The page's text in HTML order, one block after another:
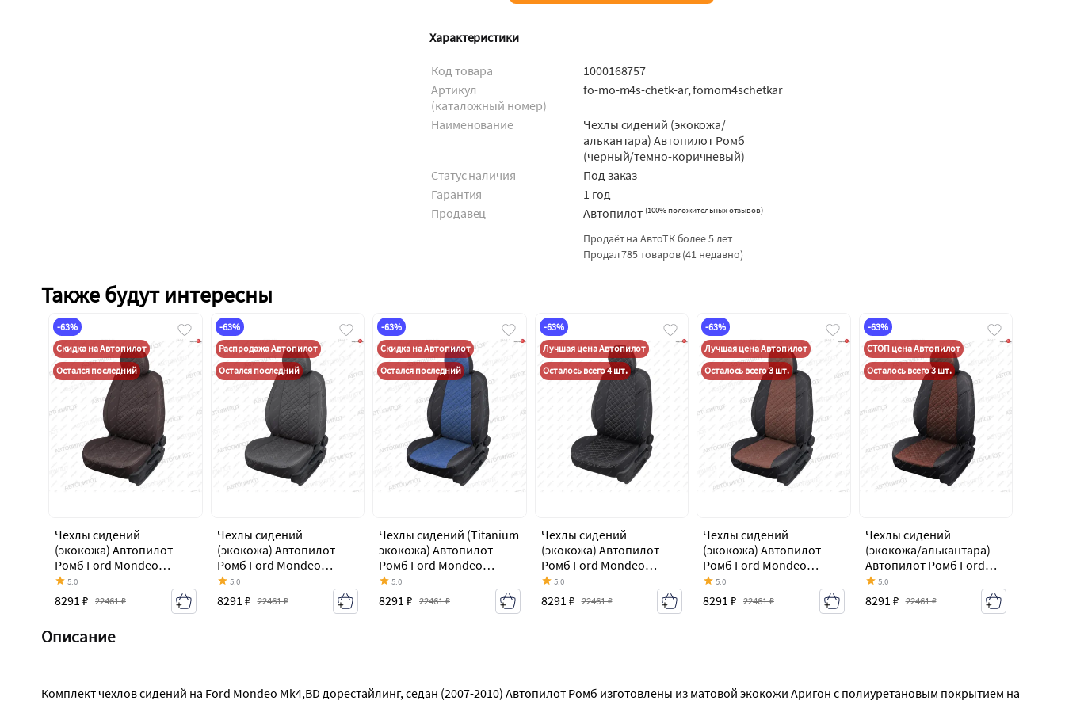
Характеристики
Код товара
1000168757
Артикул
(каталожный номер)
fo-mo-m4s-chetk-ar, fomom4schetkar
Наименование
Чехлы сидений (экокожа/
алькантара) Автопилот Ромб
(черный/темно-коричневый)
Статус наличия
Под заказ
Гарантия
1 год
Продавец
Автопилот (100% положительных отзывов)
Продаёт на АвтоТК более 5 лет
Продал 785 товаров (41 недавно)
Также будут интересны
-63%
Скидка на Автопилот
Остался последний
Чехлы сидений
(экокожа) Автопилот
Ромб Ford Mondeo
Mk4,BD дорестайлинг,
седан (2007-2010)
5.0
8291 ₽ 22461 ₽
-63%
Распродажа Автопилот
Остался последний
Чехлы сидений
(экокожа) Автопилот
Ромб Ford Mondeo
Mk4,BD дорестайлинг,
седан (2007-2010)
5.0
8291 ₽ 22461 ₽
-63%
Скидка на Автопилот
Остался последний
Чехлы сидений (Titanium
экокожа) Автопилот
Ромб Ford Mondeo
Mk4,BD дорестайлинг,
седан (2007-2010)
5.0
8291 ₽ 22461 ₽
-63%
Лучшая цена Автопилот
Осталось всего 4 шт.
Чехлы сидений
(экокожа) Автопилот
Ромб Ford Mondeo
Mk4,BD дорестайлинг,
седан (2007-2010)
5.0
8291 ₽ 22461 ₽
-63%
Лучшая цена Автопилот
Осталось всего 3 шт.
Чехлы сидений
(экокожа) Автопилот
Ромб Ford Mondeo
Mk4,BD дорестайлинг,
седан (2007-2010)
5.0
8291 ₽ 22461 ₽
-63%
СТОП цена Автопилот
Осталось всего 3 шт.
Чехлы сидений
(экокожа/алькантара)
Автопилот Ромб Ford
Mondeo Mk4,BD
дорестайлинг, седан
(2007-2010)
5.0
8291 ₽ 22461 ₽
Описание
Комплект чехлов сидений на Ford Mondeo Mk4,BD дорестайлинг, седан (2007-2010) Автопилот Ромб изготовлены из матовой экокожи Аригон с полиуретановым покрытием на